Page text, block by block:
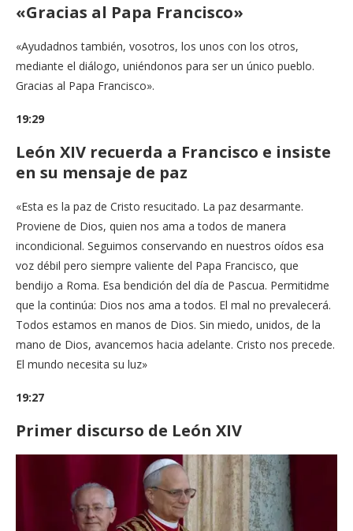
«Gracias al Papa Francisco»
«Ayudadnos también, vosotros, los unos con los otros,
mediante el diálogo, uniéndonos para ser un único pueblo.
Gracias al Papa Francisco».
19:29
León XIV recuerda a Francisco e insiste
en su mensaje de paz
«Esta es la paz de Cristo resucitado. La paz desarmante.
Proviene de Dios, quien nos ama a todos de manera
incondicional. Seguimos conservando en nuestros oídos esa
voz débil pero siempre valiente del Papa Francisco, que
bendijo a Roma. Esa bendición del día de Pascua. Permitidme
que la continúa: Dios nos ama a todos. El mal no prevalecerá.
Todos estamos en manos de Dios. Sin miedo, unidos, de la
mano de Dios, avancemos hacia adelante. Cristo nos precede.
El mundo necesita su luz»
19:27
Primer discurso de León XIV